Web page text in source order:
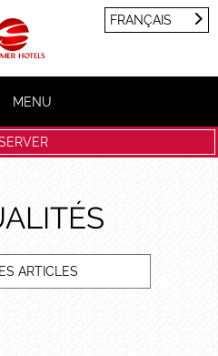
MENU
FRANÇAIS
ARTICLES